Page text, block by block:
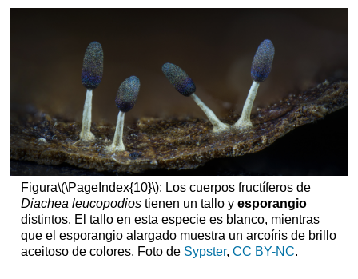
Figura\(\PageIndex{10}\): Los cuerpos fructíferos de
Diachea leucopodiostienen un tallo y esporangio
distintos. El tallo en esta especie es blanco, mientras
que el esporangio alargado muestra un arcoíris de brillo
aceitoso de colores. Foto de Sypster, CC BY-NC.